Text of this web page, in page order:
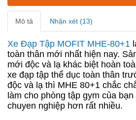
Mô tả Nhận xét (13)
Xe Đạp Tập MOFIT MHE-80+1
toàn thân mới nhất hiện nay.
mới độc và lạ khác biệt hoàn
xe đạp tập thể dục toàn thân
độc và lạ thì MHE 80+1 chắc
làm cho phòng tập gym của
chuyen nghiệp hơn rất nhiều.